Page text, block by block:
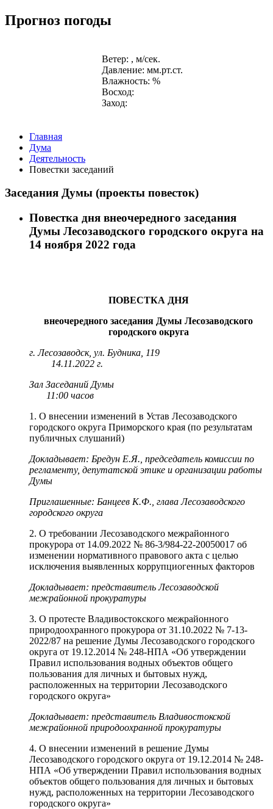
Прогноз погоды
Ветер: , м/сек.
Давление: мм.рт.ст.
Влажность: %
Восход:
Заход:
Главная
Дума
Деятельность
Повестки заседаний
Заседания Думы (проекты повесток)
Повестка дня внеочередного заседания
Думы Лесозаводского городского округа на
14 ноября 2022 года
ПОВЕСТКА ДНЯ
внеочередного заседания Думы Лесозаводского
городского округа
г. Лесозаводск, ул. Будника, 119
14.11.2022 г.
Зал Заседаний Думы
11:00 часов
1. О внесении изменений в Устав Лесозаводского
городского округа Приморского края (по результатам
публичных слушаний)
Докладывает: Бредун Е.Я., председатель комиссии по
регламенту, депутатской этике и организации работы
Думы
Приглашенные: Банцеев К.Ф., глава Лесозаводского
городского округа
2. О требовании Лесозаводского межрайонного
прокурора от 14.09.2022 № 86-3/984-22-20050017 об
изменении нормативного правового акта с целью
исключения выявленных коррупциогенных факторов
Докладывает: представитель Лесозаводской
межрайонной прокуратуры
3. О протесте Владивостокского межрайонного
природоохранного прокурора от 31.10.2022 № 7-13-
2022/87 на решение Думы Лесозаводского городского
округа от 19.12.2014 № 248-НПА «Об утверждении
Правил использования водных объектов общего
пользования для личных и бытовых нужд,
расположенных на территории Лесозаводского
городского округа»
Докладывает: представитель Владивостокской
межрайонной природоохранной прокуратуры
4. О внесении изменений в решение Думы
Лесозаводского городского округа от 19.12.2014 № 248-
НПА «Об утверждении Правил использования водных
объектов общего пользования для личных и бытовых
нужд, расположенных на территории Лесозаводского
городского округа»